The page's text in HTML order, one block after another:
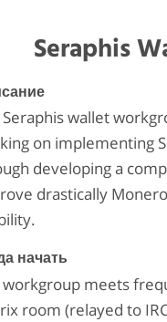
Seraphis
Seraphis wallet
on implementing
developing a
drastically
начать
workgroup meets
room (relayed to